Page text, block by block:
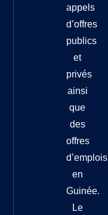
appels
d’offres
publics
et
privés
ainsi
que
des
offres
d’emplois
en
Guinée.
Le